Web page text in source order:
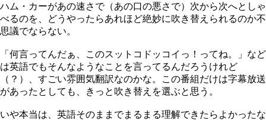
ハム・カーがあの速さで（あの口の悪さで）次から次へとしゃ
べるのを、どうやったらあれほど絶妙に吹き替えられるのか不
思議でならない。
「何言ってんだぁ、このスットコドッコイっ！ってね。」など
は英語でもそんなようなことを言ってるんだろうけれど
（？）、すごい雰囲気翻訳なのかな。この番組だけは字幕放送
があったとしても、きっと吹き替えを選ぶと思う。
いや本当は、英語そのままでまるまる理解できたらよかったな